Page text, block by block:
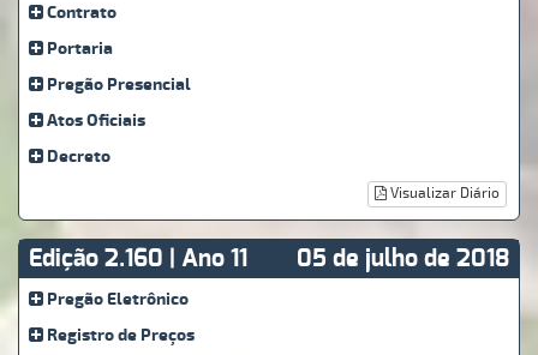
Contrato
Portaria
Pregão Presencial
Atos Oficiais
Decreto
Visualizar Diário
Edição 2.160 | Ano 11 05 de julho de 2018
Pregão Eletrônico
Registro de Preços